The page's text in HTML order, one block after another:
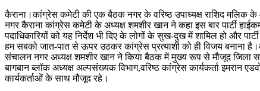
कैराना।कांग्रेस कमेटी की एक बैठक नगर के वरिष्ठ उपाध्यक्ष राशिद मलिक
नगर कैराना कांग्रेस कमेटी के अध्यक्ष शमशीर खान ने कहा इस बार पार्टी
पदाधिकारियों को यह निर्देश भी दिए के लोगों के सुख-दुख में शामिल हो और
हम सबको जात-पात से ऊपर उठकर कांग्रेस प्रत्याशी को ही विजय बनाना
संचालन नगर अध्यक्ष शमशीर खान ने किया बैठक में मुख्य रूप से मौजूद जिला
बागबान ब्लॉक अध्यक्ष अल्पसंख्यक विभाग,वरिष्ठ कांग्रेस कार्यकर्ता
कार्यकर्ताओं के साथ मौजूद रहे।